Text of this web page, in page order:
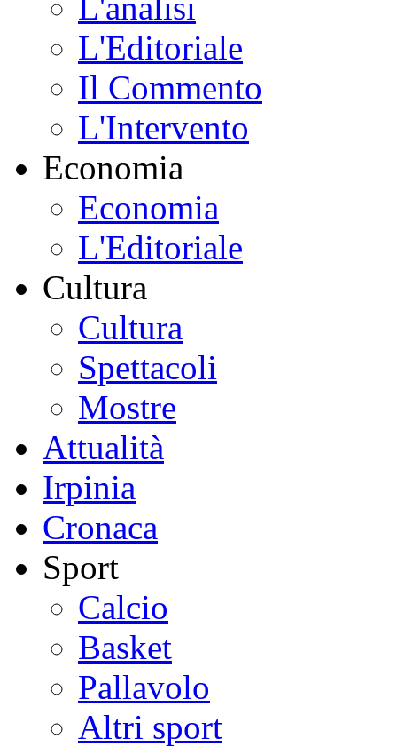
L'Editoriale
Il Commento
L'Intervento
Economia
Economia
L'Editoriale
Cultura
Cultura
Spettacoli
Mostre
Attualità
Irpinia
Cronaca
Sport
Calcio
Basket
Pallavolo
Altri sport